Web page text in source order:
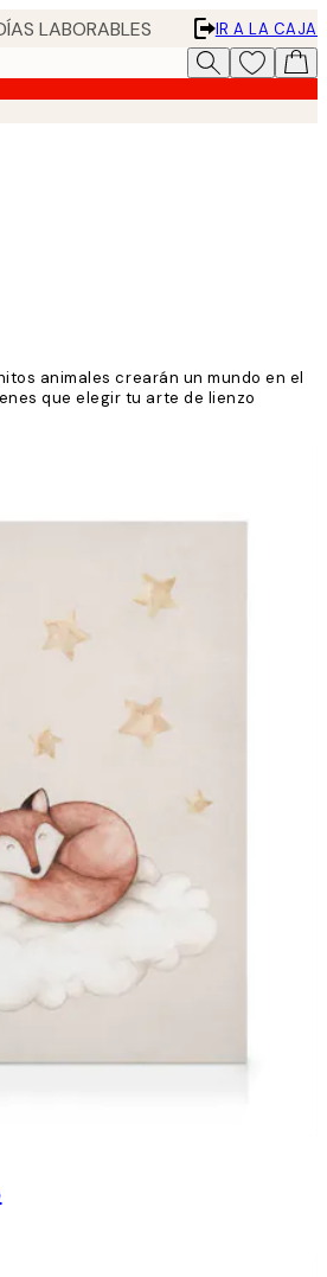
LABORABLES
IR A LA CAJA
animales crearán un mundo en el
que elegir tu arte de lienzo